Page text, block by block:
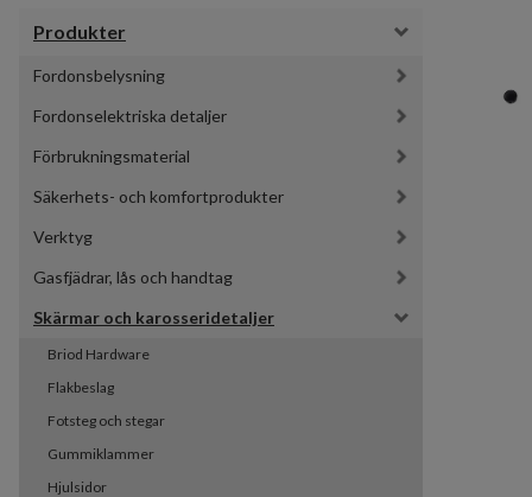
Produkter
Fordonsbelysning
Fordonselektriska detaljer
Förbrukningsmaterial
Säkerhets- och komfortprodukter
Verktyg
Gasfjädrar, lås och handtag
Skärmar och karosseridetaljer
Briod Hardware
Flakbeslag
Fotsteg och stegar
Gummiklammer
Hjulsidor